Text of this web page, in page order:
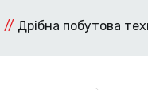
// Дрібна побутова